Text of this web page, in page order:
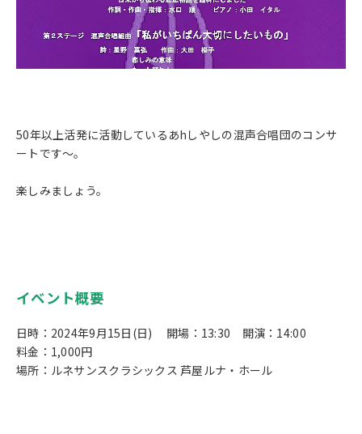
50年以上活発に活動しているあhしやしの混声合唱団のコンサ
ートです～。
楽しみましょう。
イベント概要
日時：2024年9月15日(日) 開場：13:30 開演：14:00
料金：1,000円
場所：ルネサンスクラシックス 芦屋ルナ・ホール